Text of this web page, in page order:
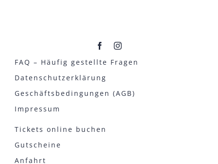
FAQ – Häufig gestellte Fragen
Datenschutzerklärung
Geschäftsbedingungen (AGB)
Impressum
Tickets online buchen
Gutscheine
Anfahrt